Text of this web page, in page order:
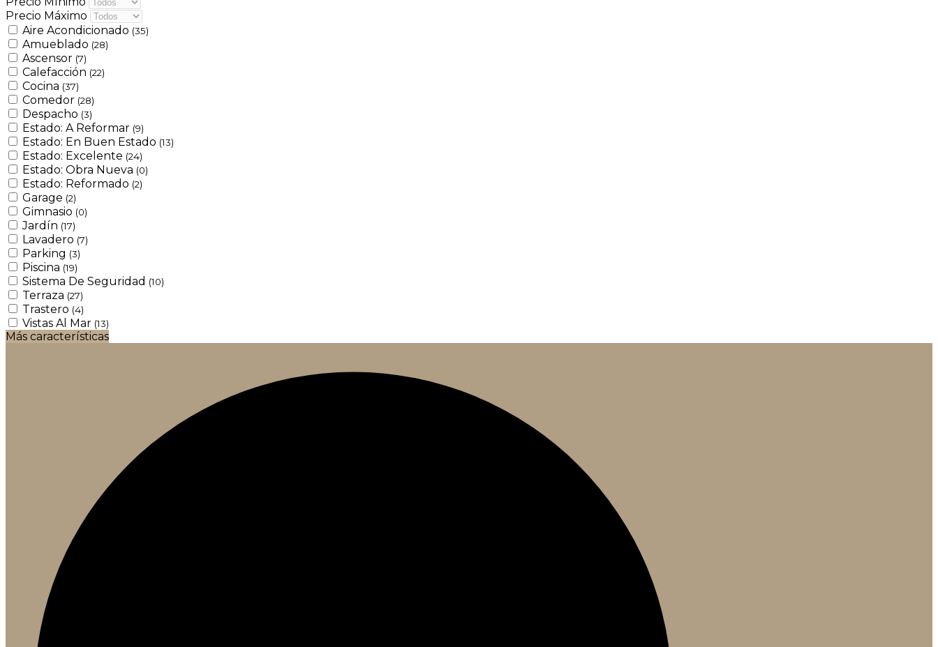
Precio Máximo
Aire Acondicionado (35)
Amueblado (28)
Ascensor (7)
Calefacción (22)
Cocina (37)
Comedor (28)
Despacho (3)
Estado: A Reformar (9)
Estado: En Buen Estado (13)
Estado: Excelente (24)
Estado: Obra Nueva (0)
Estado: Reformado (2)
Garage (2)
Gimnasio (0)
Jardín (17)
Lavadero (7)
Parking (3)
Piscina (19)
Sistema De Seguridad (10)
Terraza (27)
Trastero (4)
Vistas Al Mar (13)
Más características